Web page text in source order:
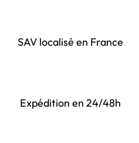
SAV localisé en France
Expédition en 24/48h